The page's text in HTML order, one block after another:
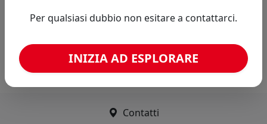
Confronta con articoli simili
Caricamento confronto...
Contatti
Per qualsiasi dubbio non esitare a contattarci.
INIZIA AD ESPLORARE